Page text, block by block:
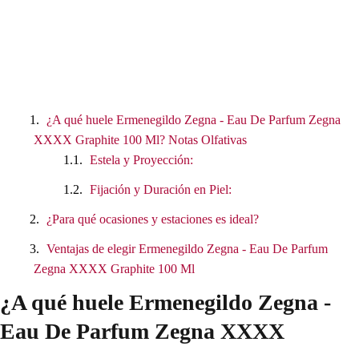
¿A qué huele Ermenegildo Zegna - Eau De Parfum Zegna
XXXX Graphite 100 Ml? Notas Olfativas
Estela y Proyección:
Fijación y Duración en Piel:
¿Para qué ocasiones y estaciones es ideal?
Ventajas de elegir Ermenegildo Zegna - Eau De Parfum
Zegna XXXX Graphite 100 Ml
¿A qué huele Ermenegildo Zegna -
Eau De Parfum Zegna XXXX